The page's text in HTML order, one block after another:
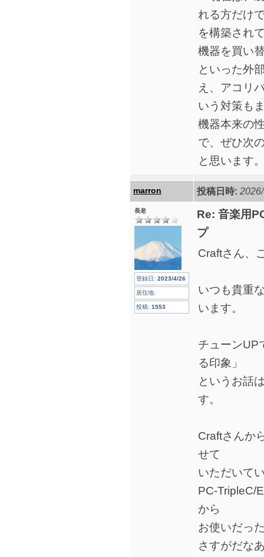
れる方だけ
を構築され
機器を買い
といった外
え、アコリ
いう対策も
機器本来の
で、ぜひ次
と思います
marron 投稿日時:
長老
登録日: 2023/4/26
居住地:
投稿: 1553
Re: 音楽用
プ
Craftさん、
いつも貴重
います。
チューンUP
る印象」
というお話
す。
Craftさんか
せて
いただいて
PC-TripleC/
から
お使いだっ
さすがだな